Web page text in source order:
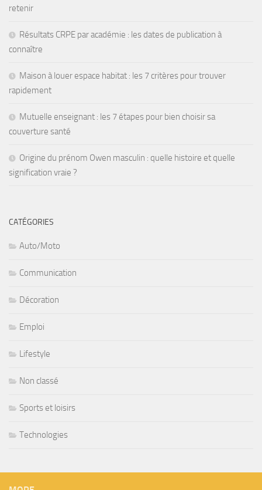
retenir
Résultats CRPE par académie : les dates de publication à
connaître
Maison à louer espace habitat : les 7 critères pour trouver
rapidement
Mutuelle enseignant : les 7 étapes pour bien choisir sa
couverture santé
Origine du prénom Owen masculin : quelle histoire et quelle
signification vraie ?
CATÉGORIES
Auto/Moto
Communication
Décoration
Emploi
Lifestyle
Non classé
Sports et loisirs
Technologies